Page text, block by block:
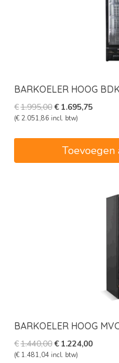
BARKOELER HOOG
€1.995,00Oorspronkelijke
prijs
€1.995,00.
€ 1.695,75Huidige
(€ 2.051,86 incl. btw)
BARKOELER HOOG
€1.440,00Oorspronkelijke
prijs
€ 1.224,00Huidige
(€ 1.481,04 incl. btw)